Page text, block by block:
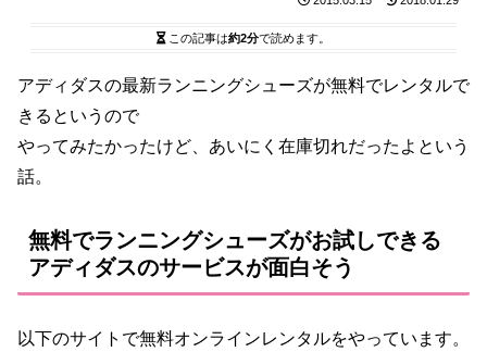
この記事は約2分で読めます。
アディダスの最新ランニングシューズが無料でレンタルで
きるというので
やってみたかったけど、あいにく在庫切れだったよという
話。
無料でランニングシューズがお試しできる
アディダスのサービスが面白そう
以下のサイトで無料オンラインレンタルをやっています。